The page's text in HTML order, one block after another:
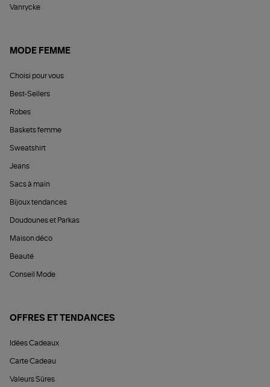
Vanrycke
MODE FEMME
Choisi pour vous
Best-Sellers
Robes
Baskets femme
Sweatshirt
Jeans
Sacs à main
Bijoux tendances
Doudounes et Parkas
Maison déco
Beauté
Conseil Mode
OFFRES ET TENDANCES
Idées Cadeaux
Carte Cadeau
Valeurs Sûres